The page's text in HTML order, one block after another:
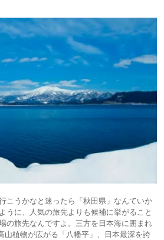
こうかなと迷ったら「秋田県」なんていか
うに、人気の旅先よりも候補に挙がること
の旅先なんですよ。三方を日本海に囲まれ
山植物が広がる「八幡平」、日本最深を誇